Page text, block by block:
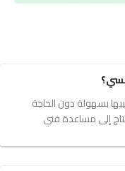
بسهولة دون الحاجة
إلى مساعدة فني